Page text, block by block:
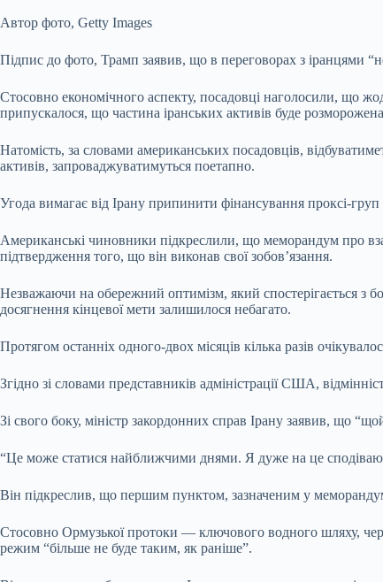
Автор фото, Getty Images
Підпис до фото, Трамп заявив, що в переговорах з іранцями
Стосовно економічного аспекту, посадовці наголосили, що
припускалося, що частина іранських активів буде
Натомість, за словами американських посадовців,
активів, запроваджуватимуться поетапно.
Угода вимагає від Ірану припинити фінансування проксі-
Американські чиновники підкреслили, що меморандум про
підтвердження того, що він виконав свої зобов’язання.
Незважаючи на обережний оптимізм, який спостерігається
досягнення кінцевої мети залишилося небагато.
Протягом останніх одного-двох місяців кілька разів
Згідно зі словами представників адміністрації США,
Зі свого боку, міністр закордонних справ Ірану заявив, що
“Це може статися найближчими днями. Я дуже на це
Він підкреслив, що першим пунктом, зазначеним у
Стосовно Ормузької протоки — ключового водного шляху,
режим “більше не буде таким, як раніше”.